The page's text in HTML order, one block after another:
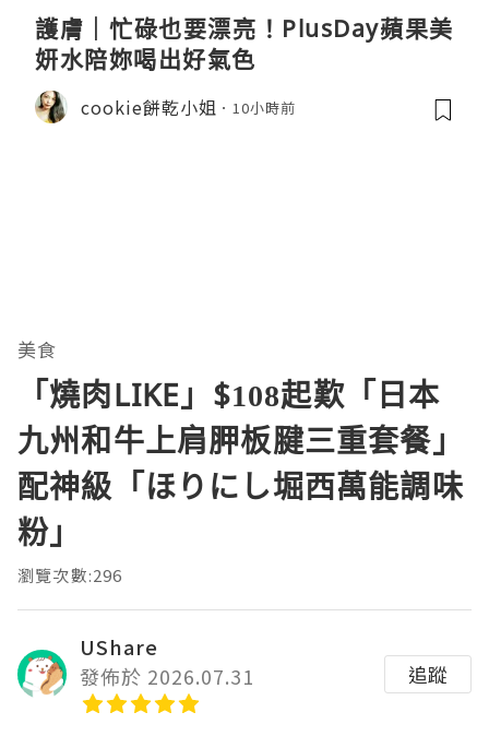
護膚｜忙碌也要漂亮！PlusDay蘋果美
妍水陪妳喝出好氣色
cookie餅乾小姐 10小時前
美食
「燒肉LIKE」$108起歎「日本
九州和牛上肩胛板腱三重套餐」
配神級「ほりにし堀西萬能調味
粉」
瀏覽次數:296
UShare
發佈於 2026.07.31
追蹤